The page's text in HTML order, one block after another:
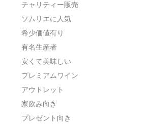
チャリティー販売
ソムリエに人気
希少価値有り
有名生産者
安くて美味しい
プレミアムワイン
アウトレット
家飲み向き
プレゼント向き